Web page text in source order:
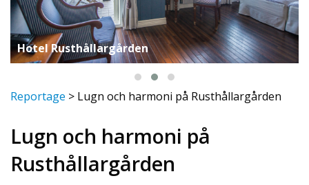
Hotel Rusthållargården
Reportage > Lugn och harmoni på Rusthållargården
Lugn och harmoni på
Rusthållargården